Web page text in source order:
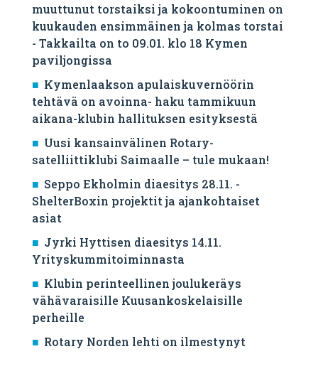
muuttunut torstaiksi ja kokoontuminen on
kuukauden ensimmäinen ja kolmas torstai
- Takkailta on to 09.01. klo 18 Kymen
paviljongissa
Kymenlaakson apulaiskuvernöörin
tehtävä on avoinna- haku tammikuun
aikana-klubin hallituksen esityksestä
Uusi kansainvälinen Rotary-
satelliittiklubi Saimaalle – tule mukaan!
Seppo Ekholmin diaesitys 28.11. -
ShelterBoxin projektit ja ajankohtaiset
asiat
Jyrki Hyttisen diaesitys 14.11.
Yrityskummitoiminnasta
Klubin perinteellinen joulukeräys
vähävaraisille Kuusankoskelaisille
perheille
Rotary Norden lehti on ilmestynyt